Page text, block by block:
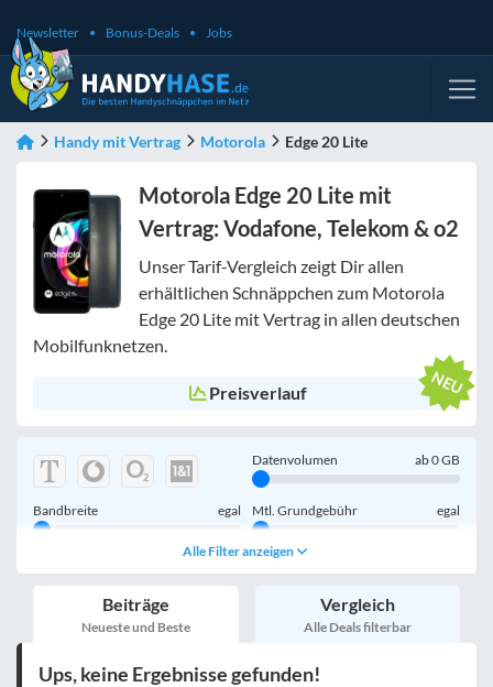
Newsletter Bonus-Deals Jobs
Handy mit Vertrag Motorola Edge 20 Lite
Motorola Edge 20 Lite mit
Vertrag: Vodafone, Telekom & o2
Unser Tarif-Vergleich zeigt Dir allen
erhältlichen Schnäppchen zum Motorola
Edge 20 Lite mit Vertrag in allen deutschen
Mobilfunknetzen.
Preisverlauf
Datenvolumen ab0GB
Bandbreite egal Mtl. Grundgebühr egal
egal
inkl. Young-Tarife
nur 5G-Tarife inkl. Kombi-Tarife
Alle Filter anzeigen
Beiträge
Neueste und Beste
Vergleich
Alle Deals filterbar
Ups, keine Ergebnisse gefunden!